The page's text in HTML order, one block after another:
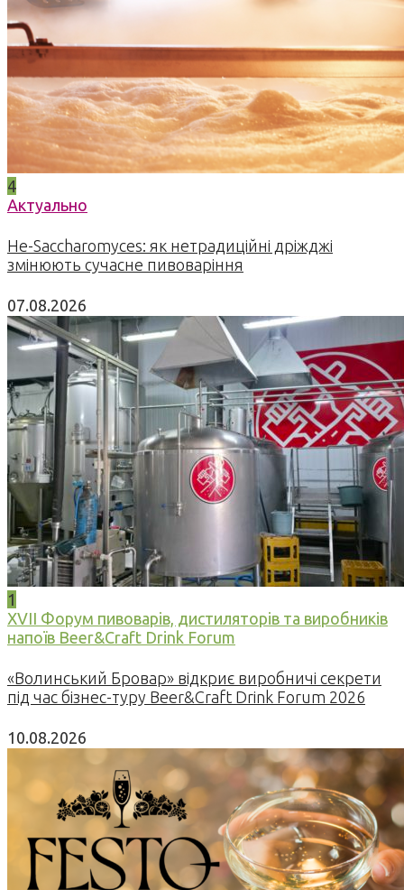
4
Актуально
Не-Saccharomyces: як нетрадиційні дріжджі
змінюють сучасне пивоваріння
07.08.2026
1
XVII Форум пивоварів, дистиляторів та виробників
напоїв Beer&Craft Drink Forum
«Волинський Бровар» відкриє виробничі секрети
під час бізнес-туру Beer&Craft Drink Forum 2026
10.08.2026